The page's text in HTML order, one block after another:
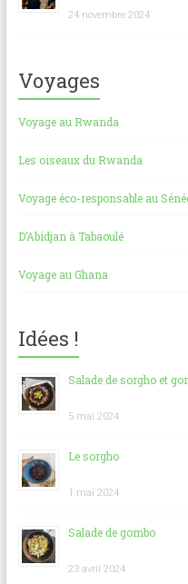
24 novembre 2024
Voyages
Voyage au Rwanda
Les oiseaux du Rwanda
Voyage éco-responsable au
D’Abidjan à Tabaoulé
Voyage au Ghana
Idées !
Salade de sorgho et
5 mai 2024
Le sorgho
1 mai 2024
Salade de gombo
23 avril 2024